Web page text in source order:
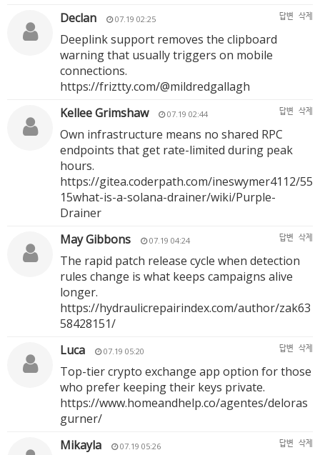
Declan
07.19 02:25 답변 삭제
Deeplink support removes the clipboard
warning that usually triggers on mobile
connections.
https://friztty.com/@mildredgallagh
Kellee Grimshaw
07.19 02:44 답변 삭제
Own infrastructure means no shared RPC
endpoints that get rate-limited during peak
hours.
https://gitea.coderpath.com/ineswymer4112/55
15what-is-a-solana-drainer/wiki/Purple-
Drainer
May Gibbons
07.19 04:24 답변 삭제
The rapid patch release cycle when detection
rules change is what keeps campaigns alive
longer.
https://hydraulicrepairindex.com/author/zak63
58428151/
Luca
07.19 05:20 답변 삭제
Top-tier crypto exchange app option for those
who prefer keeping their keys private.
https://www.homeandhelp.co/agentes/deloras
gurner/
Mikayla
07.19 05:26 답변 삭제